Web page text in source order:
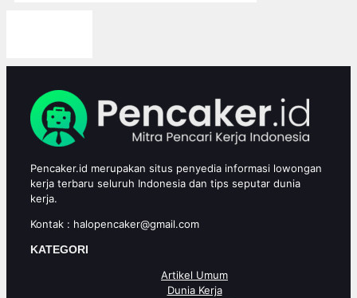
Pencaker.id merupakan situs penyedia informasi lowongan
kerja terbaru seluruh Indonesia dan tips seputar dunia
kerja.
Kontak : halopencaker@gmail.com
KATEGORI
Artikel Umum
Dunia Kerja